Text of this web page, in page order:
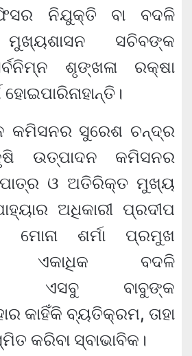
ନିଯୁକ୍ତି ବା ବଦଳି
ସଚିବଙ୍କ
ଶୃଙ୍ଖଳା ରକ୍ଷା
କମିସନର ସୁରେଶ ଚନ୍ଦ୍ର
ଉତ୍ପାଦନ କମିସନର
ଓ ଅତିରିକ୍ତ ମୁଖ୍ୟ
ଅଧିକାରୀ ପ୍ରଦୀପ
ମୋନା ଶର୍ମା ପ୍ରମୁଖ
ଏକାଧିକ ବଦଳି
ଏସବୁ ବାବୁଙ୍କ
କାହିଁକି ବ୍ୟତିକ୍ରମ, ତାହା
କରିବା ସ୍ବାଭାବିକ।